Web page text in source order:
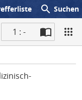
search Suchen
1 : -